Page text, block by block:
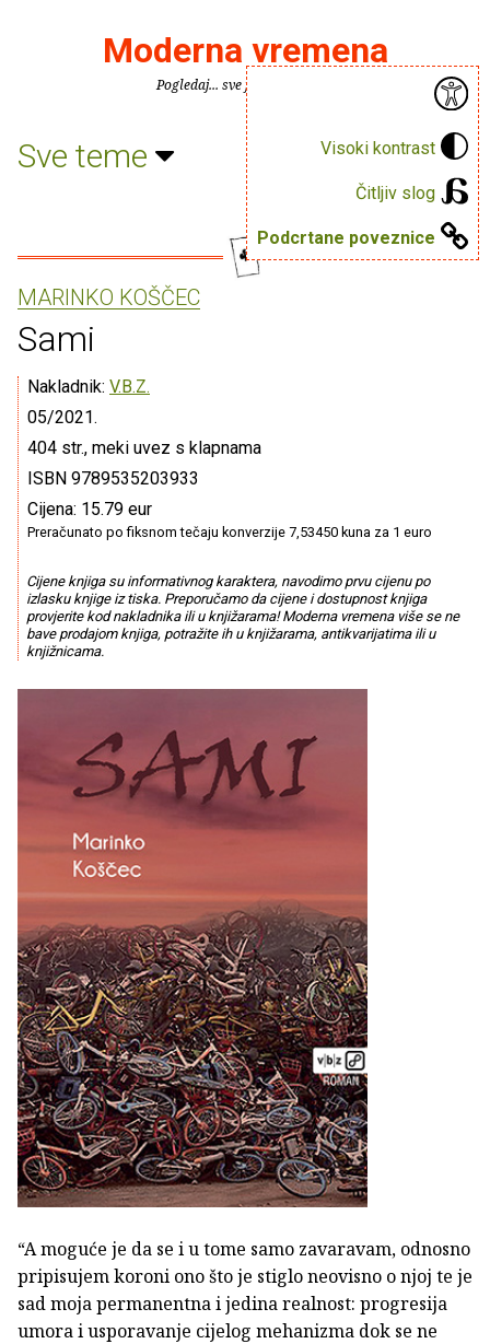
Visoki kontrast
Čitljiv slog
Podcrtane poveznice
Moderna vremena
Pogledaj... sve je puno knjiga.
Sve teme
MARINKO KOŠČEC
Sami
Nakladnik: V.B.Z.
05/2021.
404 str., meki uvez s klapnama
ISBN 9789535203933
Cijena: 15.79 eur
Preračunato po fiksnom tečaju konverzije 7,53450 kuna za 1 euro
Cijene knjiga su informativnog karaktera, navodimo prvu cijenu po
izlasku knjige iz tiska. Preporučamo da cijene i dostupnost knjiga
provjerite kod nakladnika ili u knjižarama! Moderna vremena više se ne
bave prodajom knjiga, potražite ih u knjižarama, antikvarijatima ili u
knjižnicama.
“A moguće je da se i u tome samo zavaravam, odnosno
pripisujem koroni ono što je stiglo neovisno o njoj te je
sad moja permanentna i jedina realnost: progresija
umora i usporavanje cijelog mehanizma dok se ne